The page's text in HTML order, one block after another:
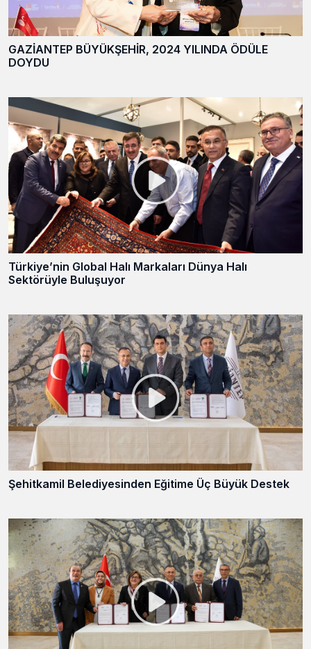
GAZİANTEP BÜYÜKŞEHİR, 2024 YILINDA ÖDÜLE
DOYDU
Türkiye’nin Global Halı Markaları Dünya Halı
Sektörüyle Buluşuyor
Şehitkamil Belediyesinden Eğitime Üç Büyük Destek